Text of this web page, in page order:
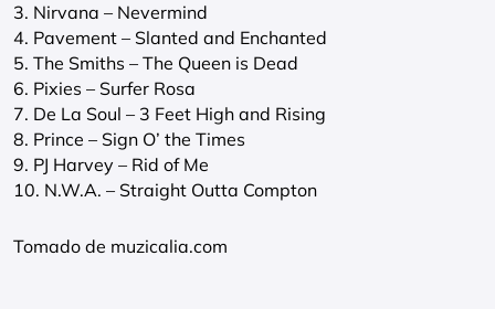
3. Nirvana – Nevermind
4. Pavement – Slanted and Enchanted
5. The Smiths – The Queen is Dead
6. Pixies – Surfer Rosa
7. De La Soul – 3 Feet High and Rising
8. Prince – Sign O’ the Times
9. PJ Harvey – Rid of Me
10. N.W.A. – Straight Outta Compton
Tomado de muzicalia.com